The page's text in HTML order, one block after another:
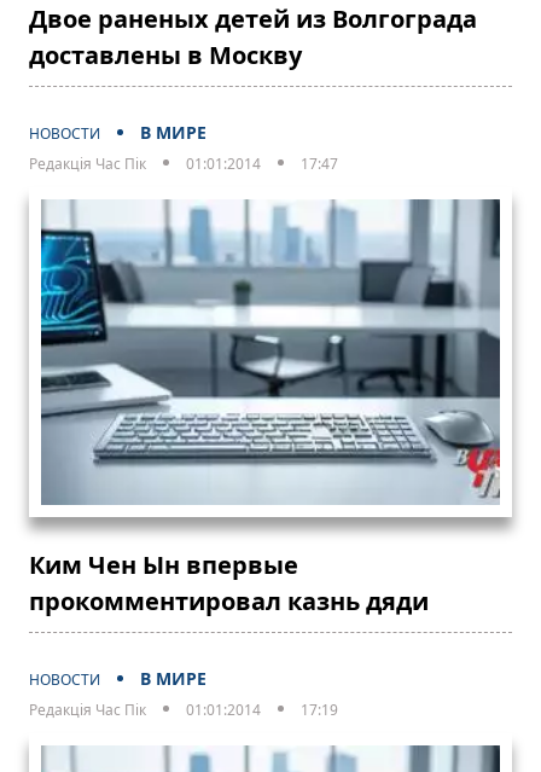
Двое раненых детей из Волгограда
доставлены в Москву
НОВОСТИ В МИРЕ
Редакція Час Пік 01:01:2014 17:47
Ким Чен Ын впервые
прокомментировал казнь дяди
НОВОСТИ В МИРЕ
Редакція Час Пік 01:01:2014 17:19